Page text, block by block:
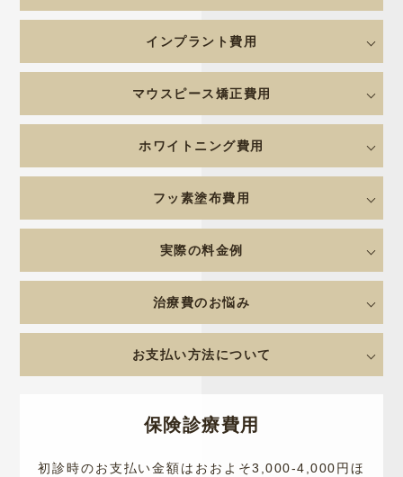
インプラント費用
マウスピース矯正費用
ホワイトニング費用
フッ素塗布費用
実際の料金例
治療費のお悩み
お支払い方法について
保険診療費用
初診時のお支払い金額はおおよそ3,000-4,000円ほ